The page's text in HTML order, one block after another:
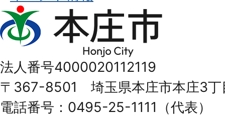
本
庄
Honjo
City
法人番号4000020112119
〒367-8501 埼玉県本庄市本庄3丁
電話番号：0495-25-1111（代表）